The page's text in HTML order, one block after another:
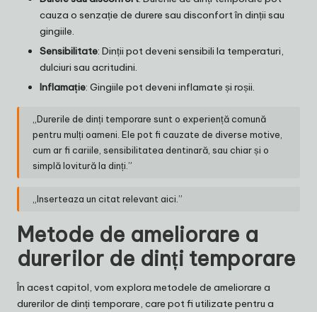
cauza o senzație de durere sau disconfort în dinții sau
gingiile.
Sensibilitate: Dinții pot deveni sensibili la temperaturi,
dulciuri sau acritudini.
Inflamație: Gingiile pot deveni inflamate și roșii.
„Durerile de dinți temporare sunt o experiență comună
pentru mulți oameni. Ele pot fi cauzate de diverse motive,
cum ar fi cariile, sensibilitatea dentinară, sau chiar și o
simplă lovitură la dinți.”
„Inserteaza un citat relevant aici.”
Metode de ameliorare a
durerilor de dinți temporare
În acest capitol, vom explora metodele de ameliorare a
durerilor de dinți temporare, care pot fi utilizate pentru a